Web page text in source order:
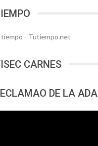
tiempo - Tutiempo.net
CARNES
DE LA ADA